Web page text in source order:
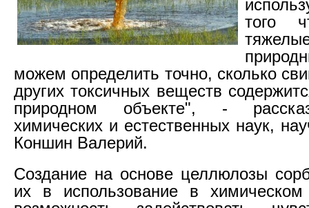
того
можем определить точно, сколько
других токсичных веществ
природном объекте", -
химических и естественных наук,
Коншин Валерий.
Создание на основе целлюлозы
их в использование в